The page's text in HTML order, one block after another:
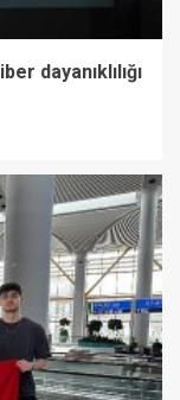
dayanıklılığı